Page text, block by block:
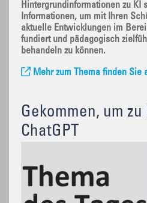
Hintergrundinformationen zu KI
Informationen, um mit Ihren
aktuelle Entwicklungen im
fundiert und pädagogisch
behandeln zu können.
Mehr zum Thema finden Sie
Gekommen, um
ChatGPT